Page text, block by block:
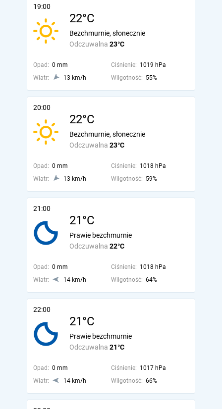
19:00
22°C
Odczuwalna 23°C
Bezchmurnie, słonecznie
Opad: 0 mm Ciśnienie: 1019 hPa
Wiatr:
13 km/h Wilgotność: 55%
20:00
22°C
Odczuwalna 23°C
Bezchmurnie, słonecznie
Opad: 0 mm Ciśnienie: 1018 hPa
Wiatr:
13 km/h Wilgotność: 59%
21:00
21°C
Odczuwalna 22°C
Prawie bezchmurnie
Opad: 0 mm Ciśnienie: 1018 hPa
Wiatr:
14 km/h Wilgotność: 64%
22:00
21°C
Odczuwalna 21°C
Prawie bezchmurnie
Opad: 0 mm Ciśnienie: 1017 hPa
Wiatr:
14 km/h Wilgotność: 66%